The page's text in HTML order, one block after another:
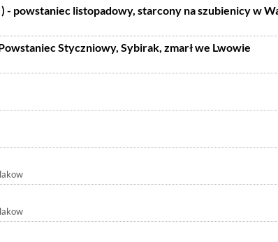
- powstaniec listopadowy, starcony na szubienicy w
Styczniowy, Sybirak, zmarł we Lwowie